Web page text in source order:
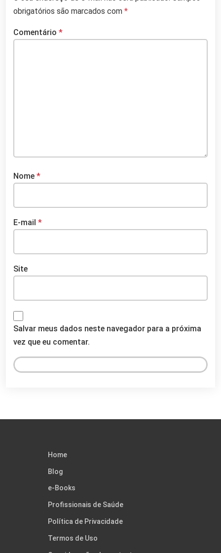
obrigatórios são marcados com *
Comentário *
Nome *
E-mail *
Site
Salvar meus dados neste navegador para a próxima
vez que eu comentar.
Home
Blog
e-Books
Profissionais de Saúde
Política de Privacidade
Termos de Uso